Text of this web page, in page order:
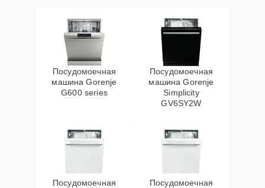
Посудомоечная
машина Gorenje
G600 series
Посудомоечная
машина Gorenje
Simplicity
GV6SY2W
Посудомоечная
Посудомоечная